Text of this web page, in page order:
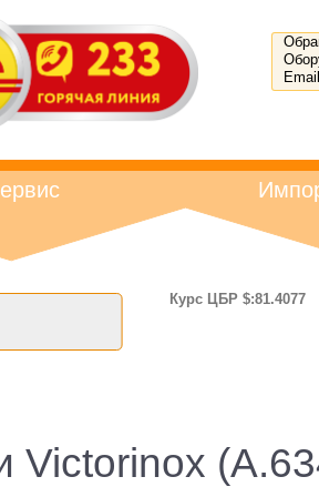
Email
Курс ЦБР $:81.4077
Victorinox